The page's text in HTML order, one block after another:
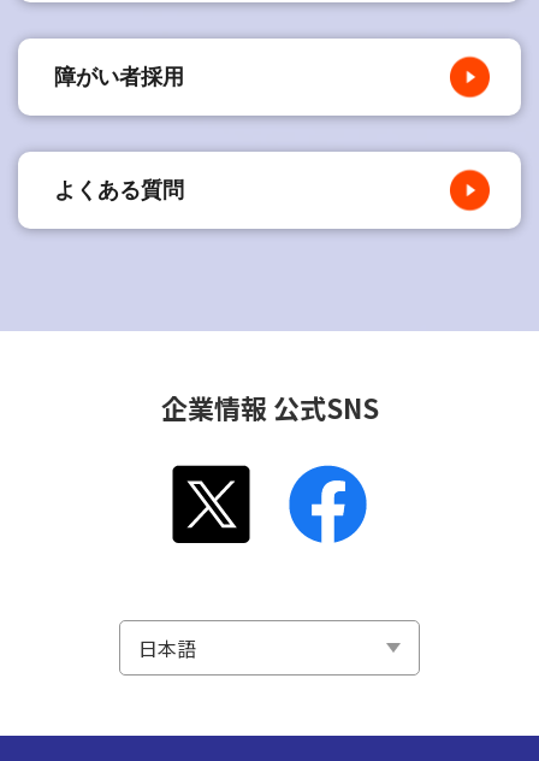
障がい者採用
よくある質問
企業情報 公式SNS